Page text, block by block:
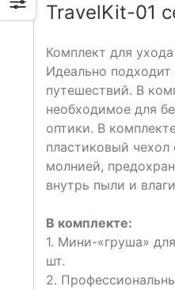
TravelKit-01
Комплект для
Идеально подходит
путешествий. В
необходимое для
оптики. В
пластиковый чехол
молнией,
внутрь пыли и
В комплекте:
1. Мини-«груша»
шт.
2.